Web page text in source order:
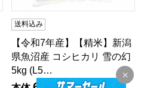
送料込み
【令和7年産】【精米】新潟
県魚沼産 コシヒカリ 雪の幻
5kg (L5…